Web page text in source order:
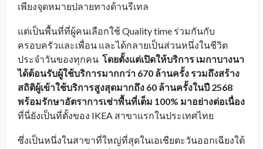
เพียงจุดหมายปลายทางด้านรีเทล
แต่เป็นพื้นที่ที่ผู้คนเลือกใช้ Quality time ร่วมกันกับ
ครอบครัวและเพื่อน และได้กลายเป็นส่วนหนึ่งในชีวิต
ประจำวันของทุกคน โดยตั้งแต่เปิดให้บริการ เมกาบางนา
ได้ต้อนรับผู้ใช้บริการมากกว่า 670 ล้านครั้ง รวมถึงสร้าง
สถิติผู้เข้าใช้บริการสูงสุดมากถึง 60 ล้านครั้งในปี 2568
พร้อมรักษาอัตราการเช่าพื้นที่เต็ม 100% มาอย่างต่อเนื่อง
ที่นี่ยังเป็นที่ตั้งของ IKEA สาขาแรกในประเทศไทย
ซึ่งเป็นหนึ่งในสาขาที่ใหญ่ที่สุดในเอเชียตะวันออกเฉียงใต้